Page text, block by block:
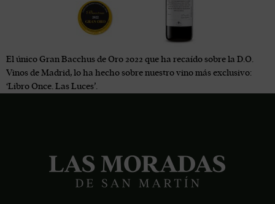
El único Gran Bacchus de Oro 2022 que ha recaído sobre la D.O.
Vinos de Madrid, lo ha hecho sobre nuestro vino más exclusivo:
‘Libro Once. Las Luces’.